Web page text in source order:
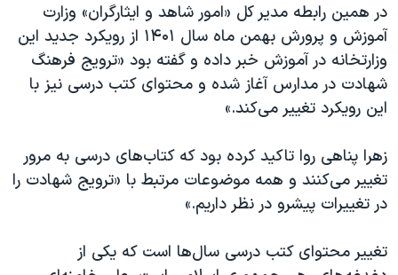
در همین رابطه مدیر کل «امور شاهد و ایثارگران» وزارت
آموزش و پرورش بهمن ماه سال ۱۴۰۱ از رویکرد جدید این
وزارتخانه در آموزش خبر داده و گفته بود «ترویج فرهنگ
شهادت در مدارس آغاز شده و محتوای کتب درسی نیز با
اين رویکرد تغییر می‌کند.»
زهرا پناهی روا تاکید کرده بود که کتاب‌های درسی به مرور
تغییر می‌کنند و همه موضوعات مرتبط با «ترویج شهادت را
در تغییرات پیشرو در نظر داریم.»
تغییر محتوای کتب درسی سال‌ها است که یکی از